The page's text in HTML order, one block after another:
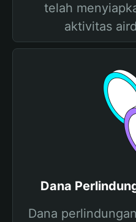
telah
aktivitas
Dana
Dana